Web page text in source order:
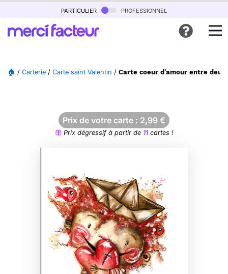
particulier professionnel
🏠 / Carterie / Carte saint Valentin / Carte coeur d'amour entre
Prix de votre carte : 2,99 €
Prix dégressif à partir de 11cartes !